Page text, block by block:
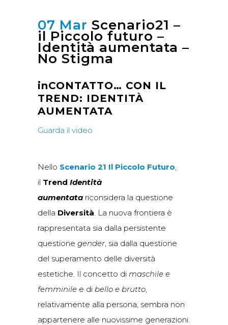
07 Mar Scenario21 –
il Piccolo futuro –
Identità aumentata –
No Stigma
inCONTATTO… CON IL
TREND: IDENTITÀ
AUMENTATA
Guarda il video
Nello Scenario 21 Il Piccolo Futuro,
il Trend Identità
aumentata riconsidera la questione
della Diversità. La nuova frontiera è
rappresentata sia dalla persistente
questione gender, sia dalla questione
del superamento delle diversità
estetiche. Il concetto di maschile e
femminile e di bello e brutto,
relativamente alla persona, sembra non
appartenere alle nuovissime generazioni.